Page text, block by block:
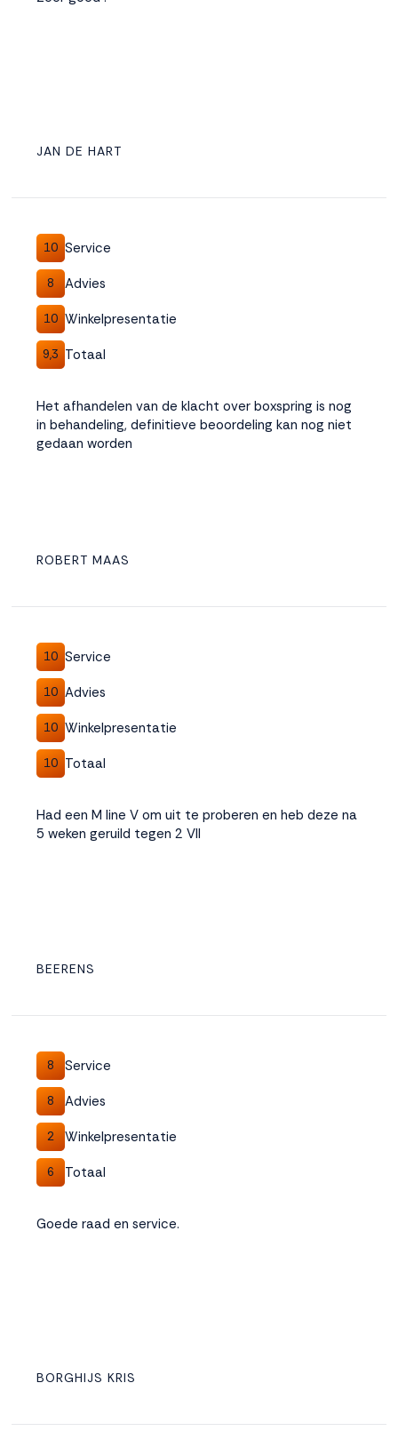
JAN DE HART
10 Service
8 Advies
10 Winkelpresentatie
9,3 Totaal
Het afhandelen van de klacht over boxspring is nog
in behandeling, definitieve beoordeling kan nog niet
gedaan worden
ROBERT MAAS
10 Service
10 Advies
10 Winkelpresentatie
10 Totaal
Had een M line V om uit te proberen en heb deze na
5 weken geruild tegen 2 VII
BEERENS
8 Service
8 Advies
2 Winkelpresentatie
6 Totaal
Goede raad en service.
BORGHIJS KRIS